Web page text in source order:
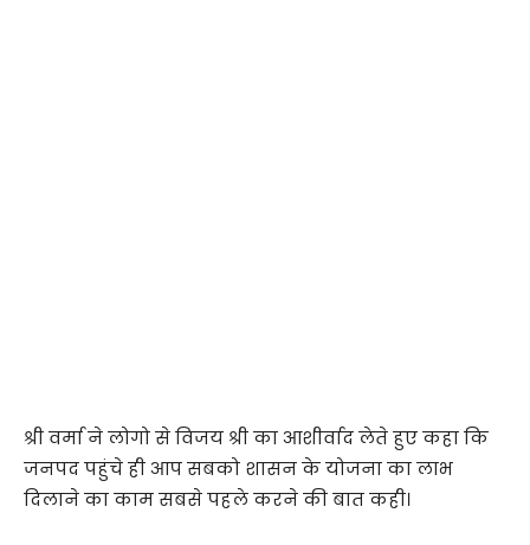
श्री वर्मा ने लोगो से विजय श्री का आशीर्वाद लेते हुए कहा कि
जनपद पहुंचे ही आप सबको शासन के योजना का लाभ
दिलाने का काम सबसे पहले करने की बात कही।